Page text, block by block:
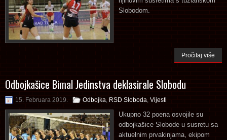
Slobodom.
Pročitaj više
Odbojkašice Bimal Jedinstva deklasirale Slobodu
15. Februara 2019. Odbojka RSD Sloboda Vijesti
Ukupno 32 poena osvojile su
odbojkašice Slobode u susretu sa
aktuelnim prvakinjama, ekipom